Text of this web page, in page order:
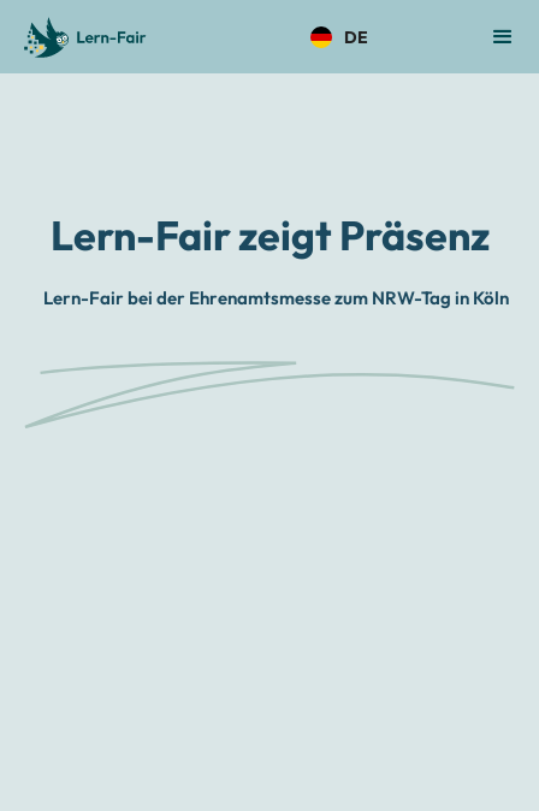
DE
Lern-Fair zeigt Präsenz
Lern-Fair bei der Ehrenamtsmesse zum NRW-Tag in Köln